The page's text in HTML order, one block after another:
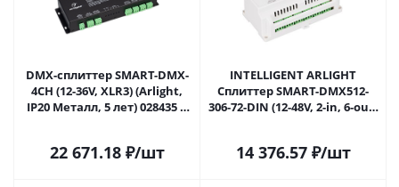
DMX-сплиттер SMART-DMX-
4CH (12-36V, XLR3) (Arlight,
IP20 Металл, 5 лет) 028435 в
22 671.18₽/шт
INTELLIGENT ARLIGHT
Сплиттер SMART-DMX512-
306-72-DIN (12-48V, 2-in, 6-out,
14 376.57₽/шт